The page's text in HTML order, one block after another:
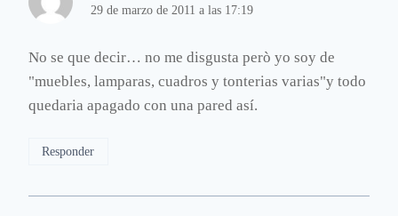
29 de marzo de 2011 a las 17:19
No se que decir… no me disgusta però yo soy de
"muebles, lamparas, cuadros y tonterias varias"y todo
quedaria apagado con una pared así.
Responder